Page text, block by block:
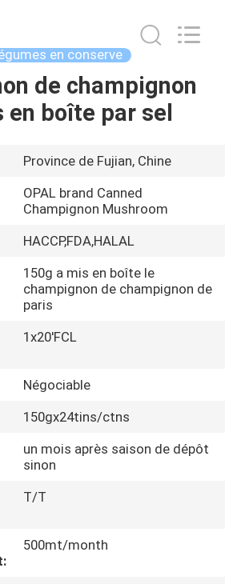
en conserve
de champignon
en boîte par sel
Province de Fujian, Chine
OPAL brand Canned
Champignon Mushroom
HACCP,FDA,HALAL
150g a mis en boîte le
champignon de champignon de
paris
1x20'FCL
Négociable
150gx24tins/ctns
un mois après saison de dépôt
sinon
T/T
500mt/month